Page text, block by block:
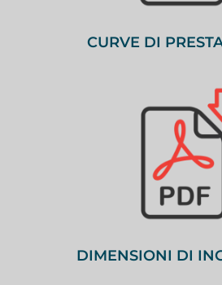
CURVE DI
DIMENSIONI DI